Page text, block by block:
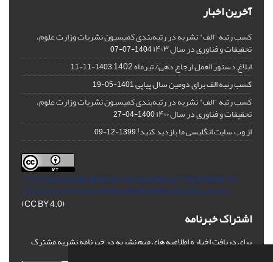
آخرین اخبار
کسب رتبه "الف" نشریه در رتبه‌بندی کمیسیون نشریات وزارت علوم،
تحقیقات و فناوری در سال ۱۴۰۳ 1404-07-07
ابلاغ دستور العمل ارجاع دهی/ تیرماه 1402 1403-11-11
کسب رتبه الف برای دومین سال پیاپی1401-05-19
کسب رتبه "الف" نشریه در رتبه‌بندی کمیسیون نشریات وزارت علوم،
تحقیقات و فناوری در سال ۱۴۰۰ 1400-04-27
از وب سایت انگلیسی ما بازدید کنید!1399-12-09
This Journal is an open access Journal Licensedunder the
Creative Commons Attribution 4.0 International License
(CC BY 4.0)
اشتراک خبرنامه
برای دریافت اخبار و اطلاعیه های مهم نشریه در خبرنامه نشریه مشترک